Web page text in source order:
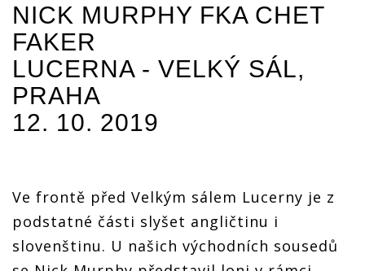
příkras
dojal
vyprodanou
Lucernu
příkras
dojal
bez
příkras
Lucernu
příkras
dojal
NICK MURPHY FKA CHET
FAKER
LUCERNA - VELKÝ SÁL,
PRAHA
12. 10. 2019
Ve frontě před Velkým sálem Lucerny je z
podstatné části slyšet angličtinu i
slovenštinu. U našich východních sousedů